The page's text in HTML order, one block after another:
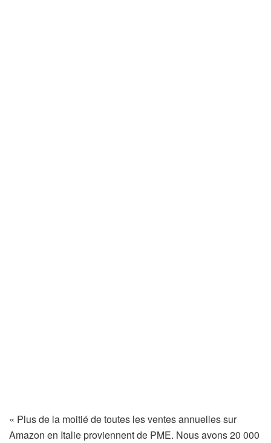
« Plus de la moitié de toutes les ventes annuelles sur
Amazon en Italie proviennent de PME. Nous avons 20 000